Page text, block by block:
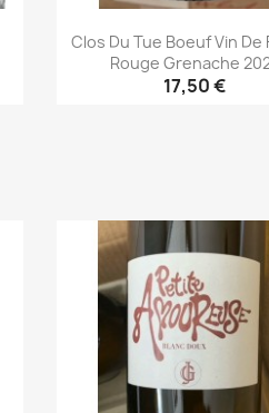
Clos Du Tue Boeuf Vin De
Rouge Grenache
17,50 €